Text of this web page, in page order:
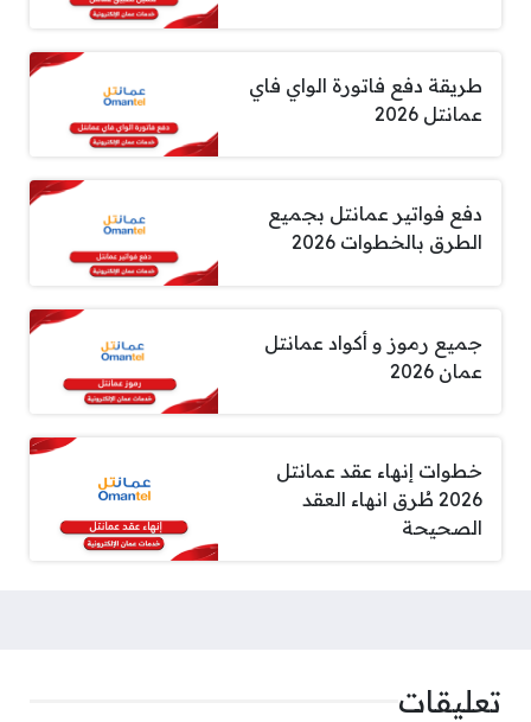
طريقة دفع فاتورة الواي فاي
عمانتل 2026
دفع فواتير عمانتل بجميع
الطرق بالخطوات 2026
جميع رموز و أكواد عمانتل
عمان 2026
خطوات إنهاء عقد عمانتل
2026 طُرق انهاء العقد
الصحيحة
تعليقات